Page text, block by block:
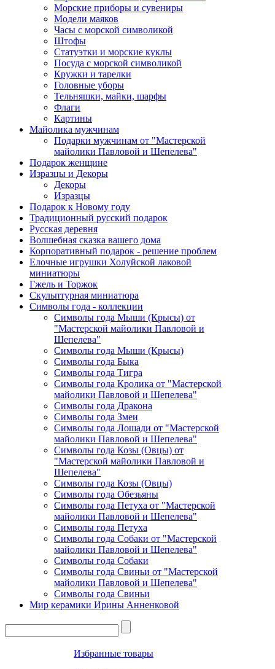
Морские приборы и сувениры
Модели маяков
Часы с морской символикой
Штофы
Статуэтки и морские куклы
Посуда с морской символикой
Кружки и тарелки
Головные уборы
Тельняшки, майки, шарфы
Флаги
Картины
Майолика мужчинам
Подарки мужчинам от "Мастерской
майолики Павловой и Шепелева"
Подарок женщине
Изразцы и Декоры
Декоры
Изразцы
Подарок к Новому году
Традиционный русский подарок
Русская деревня
Волшебная сказка вашего дома
Корпоративный подарок - решение проблем
Елочные игрушки Холуйской лаковой
миниатюры
Гжель и Торжок
Скульптурная миниатюра
Символы года - коллекции
Символы года Мыши (Крысы) от
"Мастерской майолики Павловой и
Шепелева"
Символы года Мыши (Крысы)
Символы года Быка
Символы года Тигра
Символы года Кролика от "Мастерской
майолики Павловой и Шепелева"
Символы года Дракона
Символы года Змеи
Символы года Лошади от "Мастерской
майолики Павловой и Шепелева"
Символы года Козы (Овцы) от
"Мастерской майолики Павловой и
Шепелева"
Символы года Козы (Овцы)
Символы года Обезьяны
Символы года Петуха от "Мастерской
майолики Павловой и Шепелева"
Символы года Петуха
Символы года Собаки от "Мастерской
майолики Павловой и Шепелева"
Символы года Собаки
Символы года Свиньи от "Мастерской
майолики Павловой и Шепелева"
Символы года Свиньи
Мир керамики Ирины Анненковой
Избранные товары